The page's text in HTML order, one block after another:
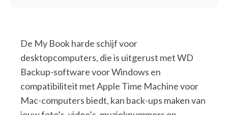
De My Book harde schijf voor
desktopcomputers, die is uitgerust met WD
Backup-software voor Windows en
compatibiliteit met Apple Time Machine voor
Mac-computers biedt, kan back-ups maken van